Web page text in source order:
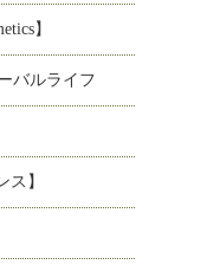
】
バルライフ
ス】